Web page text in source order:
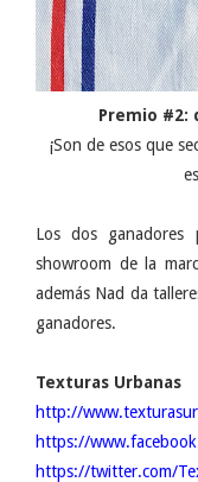
Premio #2:
¡Son de esos que
Los dos ganadores
showroom de la
además Nad da
ganadores.
Texturas Urbanas
http://
https://
https://twitter.com/